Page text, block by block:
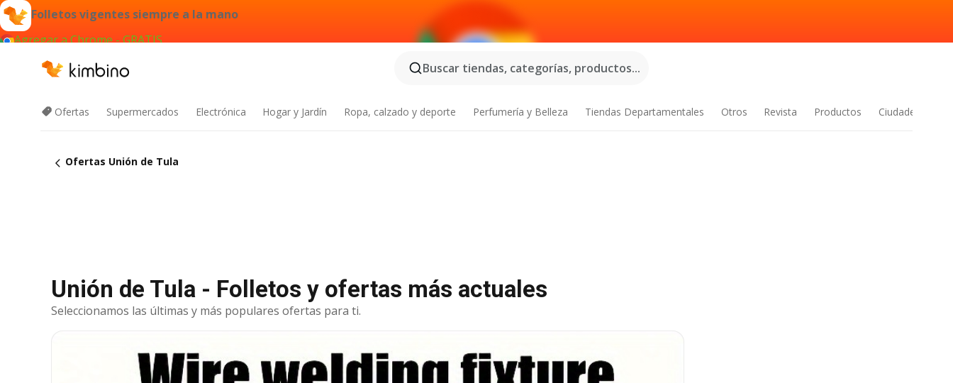
Folletos vigentes siempre a la mano
Agregar a Chrome - GRATIS
Buscar tiendas, categorías, productos...
Ofertas Supermercados Electrónica Hogar y Jardín Ropa, calzado y deporte Perfumería y Belleza Tiendas Departamentales Otros Revista Productos Ciudades
Ofertas Unión de Tula
Unión de Tula - Folletos y ofertas más actuales
Seleccionamos las últimas y más populares ofertas para ti.